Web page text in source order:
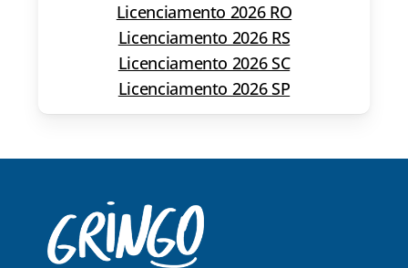
Licenciamento 2026 RO
Licenciamento 2026 RS
Licenciamento 2026 SC
Licenciamento 2026 SP